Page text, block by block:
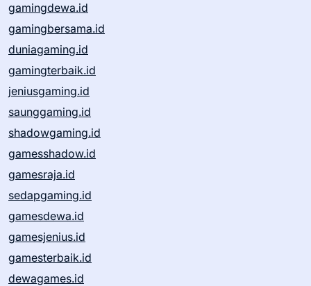
gamingdewa.id
gamingbersama.id
duniagaming.id
gamingterbaik.id
jeniusgaming.id
saunggaming.id
shadowgaming.id
gamesshadow.id
gamesraja.id
sedapgaming.id
gamesdewa.id
gamesjenius.id
gamesterbaik.id
dewagames.id